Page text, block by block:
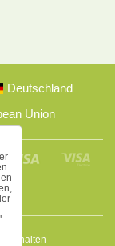
Deutschland
Union